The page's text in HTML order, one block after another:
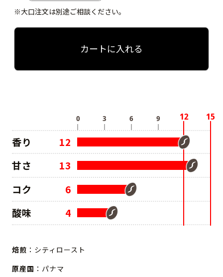
※大口注文は別途ご相談ください。
カートに入れる
香り
12
甘さ
13
コク
6
酸味
4
焙煎 ：シティロースト
原産国 ：パナマ